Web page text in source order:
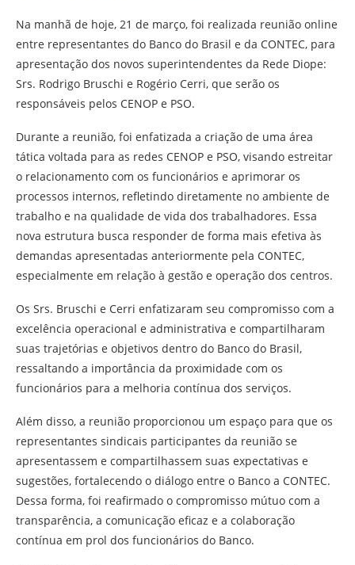
Na manhã de hoje, 21 de março, foi realizada reunião online
entre representantes do Banco do Brasil e da CONTEC, para
apresentação dos novos superintendentes da Rede Diope:
Srs. Rodrigo Bruschi e Rogério Cerri, que serão os
responsáveis pelos CENOP e PSO.
Durante a reunião, foi enfatizada a criação de uma área
tática voltada para as redes CENOP e PSO, visando estreitar
o relacionamento com os funcionários e aprimorar os
processos internos, refletindo diretamente no ambiente de
trabalho e na qualidade de vida dos trabalhadores. Essa
nova estrutura busca responder de forma mais efetiva às
demandas apresentadas anteriormente pela CONTEC,
especialmente em relação à gestão e operação dos centros.
Os Srs. Bruschi e Cerri enfatizaram seu compromisso com a
excelência operacional e administrativa e compartilharam
suas trajetórias e objetivos dentro do Banco do Brasil,
ressaltando a importância da proximidade com os
funcionários para a melhoria contínua dos serviços.
Além disso, a reunião proporcionou um espaço para que os
representantes sindicais participantes da reunião se
apresentassem e compartilhassem suas expectativas e
sugestões, fortalecendo o diálogo entre o Banco a CONTEC.
Dessa forma, foi reafirmado o compromisso mútuo com a
transparência, a comunicação eficaz e a colaboração
contínua em prol dos funcionários do Banco.